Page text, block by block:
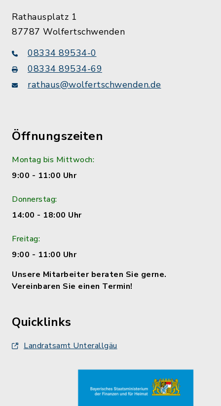
Rathausplatz 1
87787 Wolfertschwenden
08334 89534-0
08334 89534-69
rathaus@wolfertschwenden.de
Öffnungszeiten
Montag bis Mittwoch:
9:00 - 11:00 Uhr
Donnerstag:
14:00 - 18:00 Uhr
Freitag:
9:00 - 11:00 Uhr
Unsere Mitarbeiter beraten Sie gerne.
Vereinbaren Sie einen Termin!
Quicklinks
Landratsamt Unterallgäu